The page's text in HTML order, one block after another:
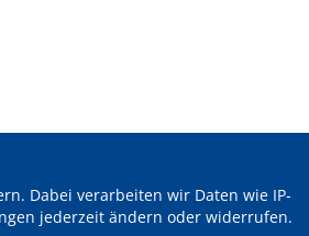
Dabei verarbeiten wir Daten wie IP-
jederzeit ändern oder widerrufen.